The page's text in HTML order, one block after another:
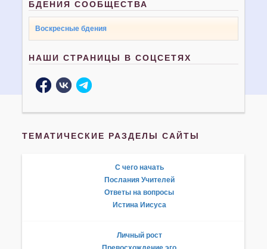
БДЕНИЯ СООБЩЕСТВА
Воскресные бдения
НАШИ СТРАНИЦЫ В СОЦСЕТЯХ
ТЕМАТИЧЕСКИЕ РАЗДЕЛЫ САЙТЫ
С чего начать
Послания Учителей
Ответы на вопросы
Истина Иисуса
Личный рост